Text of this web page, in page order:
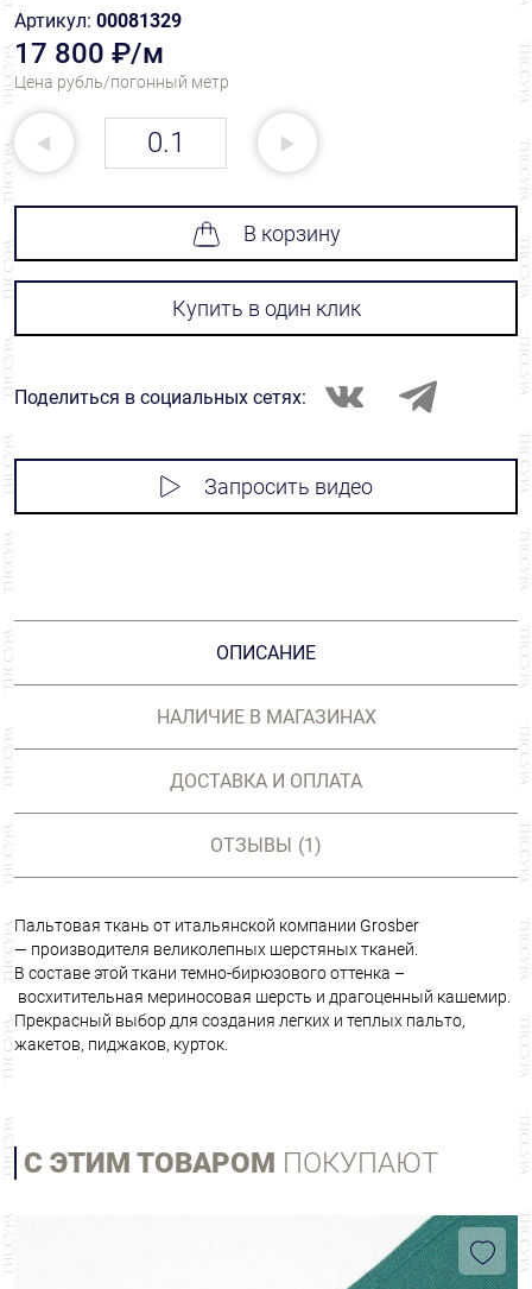
Артикул: 00081329
17 800 ₽/м
Цена рубль/погонный метр
В корзину
Купить в один клик
Поделиться в социальных сетях:
Запросить видео
ОПИСАНИЕ
НАЛИЧИЕ В МАГАЗИНАХ
ДОСТАВКА И ОПЛАТА
ОТЗЫВЫ (1)
Пальтовая ткань от итальянской компании Grosber
— производителя великолепных шерстяных тканей.
В составе этой ткани темно-бирюзового оттенка –
восхитительная мериносовая шерсть и драгоценный кашемир.
Прекрасный выбор для создания легких и теплых пальто,
жакетов, пиджаков, курток.
С ЭТИМ ТОВАРОМ ПОКУПАЮТ